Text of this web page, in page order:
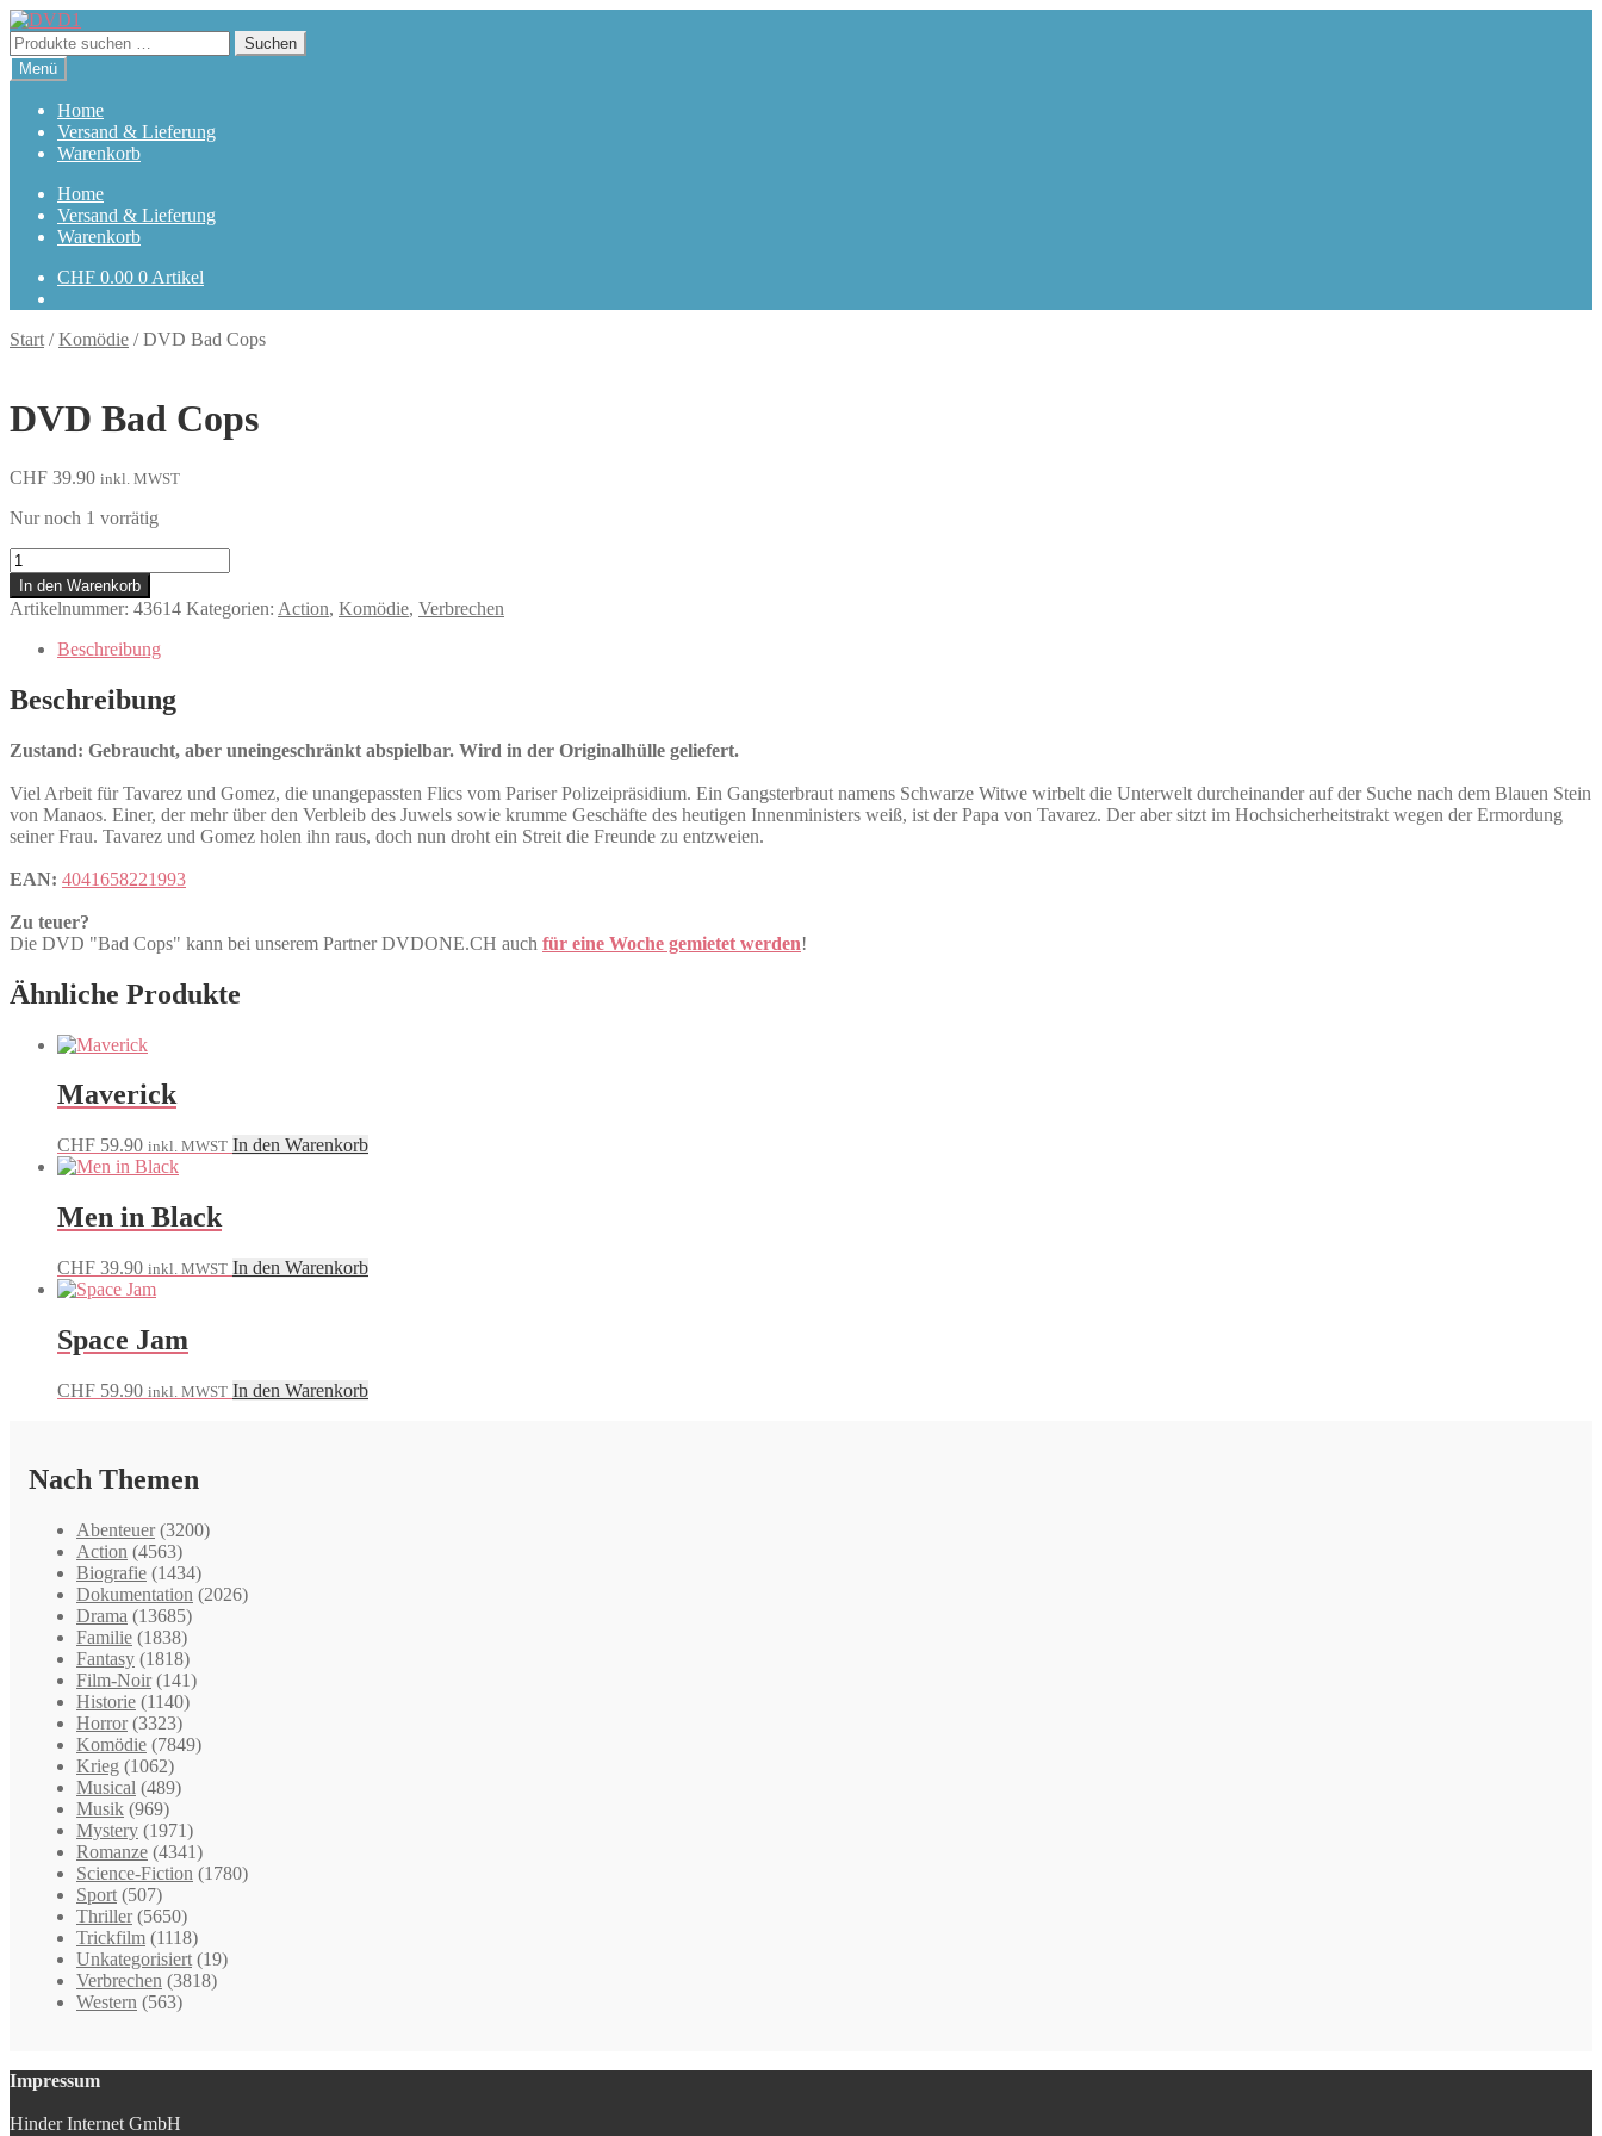
Zur
Navigation
springen
Zum
Inhalt
springen
Suchen
nach:
Suchen
Menü
Home
Versand & Lieferung
Warenkorb
Home
Versand & Lieferung
Warenkorb
CHF 0.00 0 Artikel
Start /Komödie /DVD Bad Cops
DVD Bad Cops
CHF 39.90 inkl. MWST
Nur noch 1 vorrätig
Bad
Cops
Menge
In den Warenkorb
Artikelnummer: 43614 Kategorien: Action, Komödie, Verbrechen
Beschreibung
Beschreibung
Zustand: Gebraucht, aber uneingeschränkt abspielbar. Wird in der Originalhülle geliefert.
Viel Arbeit für Tavarez und Gomez, die unangepassten Flics vom Pariser Polizeipräsidium. Ein Gangsterbraut namens Schwarze Witwe wirbelt die Unterwelt durcheinander auf der Suche nach dem Blauen Stein
von Manaos. Einer, der mehr über den Verbleib des Juwels sowie krumme Geschäfte des heutigen Innenministers weiß, ist der Papa von Tavarez. Der aber sitzt im Hochsicherheitstrakt wegen der Ermordung
seiner Frau. Tavarez und Gomez holen ihn raus, doch nun droht ein Streit die Freunde zu entzweien.
EAN: 4041658221993
Zu teuer?
Die DVD "Bad Cops" kann bei unserem Partner DVDONE.CH auch für eine Woche gemietet werden!
Ähnliche Produkte
Maverick
CHF 59.90 inkl. MWST In den Warenkorb
Men in Black
CHF 39.90 inkl. MWST In den Warenkorb
Space Jam
CHF 59.90 inkl. MWST In den Warenkorb
Nach Themen
Abenteuer (3200)
Action (4563)
Biografie (1434)
Dokumentation (2026)
Drama (13685)
Familie (1838)
Fantasy (1818)
Film-Noir (141)
Historie (1140)
Horror (3323)
Komödie (7849)
Krieg (1062)
Musical (489)
Musik (969)
Mystery (1971)
Romanze (4341)
Science-Fiction (1780)
Sport (507)
Thriller (5650)
Trickfilm (1118)
Unkategorisiert (19)
Verbrechen (3818)
Western (563)
Impressum
Hinder Internet GmbH